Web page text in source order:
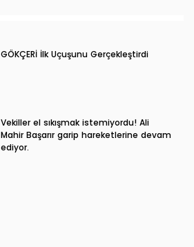
GÖKÇERİ İlk Uçuşunu Gerçekleştirdi
Vekiller el sıkışmak istemiyordu! Ali
Mahir Başarır garip hareketlerine devam
ediyor.